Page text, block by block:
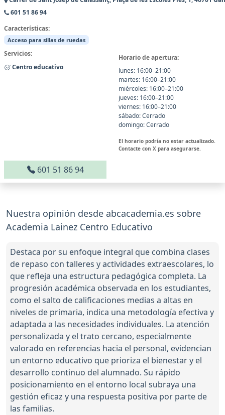
601 51 86 94
Características:
Acceso para sillas de ruedas
Servicios:
Centro educativo
Horario de apertura:
lunes: 16:00–21:00
martes: 16:00–21:00
miércoles: 16:00–21:00
jueves: 16:00–21:00
viernes: 16:00–21:00
sábado: Cerrado
domingo: Cerrado
El horario podría no estar actualizado.
Contacte con X para asegurarse.
601 51 86 94
Nuestra opinión desde abcacademia.es sobre
Academia Lainez Centro Educativo
Destaca por su enfoque integral que combina clases
de repaso con talleres y actividades extraescolares, lo
que refleja una estructura pedagógica completa. La
progresión académica observada en los estudiantes,
como el salto de calificaciones medias a altas en
niveles de primaria, indica una metodología efectiva y
adaptada a las necesidades individuales. La atención
personalizada y el trato cercano, especialmente
valorado en referencias hacia el personal, evidencian
un entorno educativo que prioriza el bienestar y el
desarrollo continuo del alumnado. Su rápido
posicionamiento en el entorno local subraya una
gestión eficaz y una respuesta positiva por parte de
las familias.